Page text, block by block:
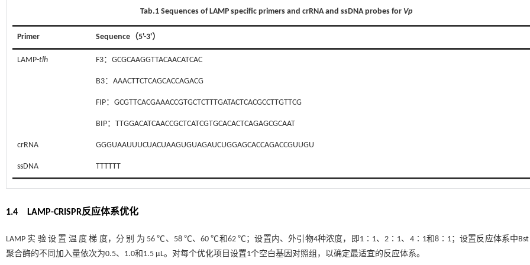
Tab.1 Sequences of LAMP specific primers and crRNA and ssDNA probes for Vp
Primer Sequence（5'-3'）
LAMP-tlh F3：GCGCAAGGTTACAACATCAC
B3：AAACTTCTCAGCACCAGACG
FIP：GCGTTCACGAAACCGTGCTCTTTGATACTCACGCCTTGTTCG
BIP：TTGGACATCAACCGCTCATCGTGCACACTCAGAGCGCAAT
crRNA GGGUAAUUUCUACUAAGUGUAGAUCUGGAGCACCAGACCGUUGU
ssDNA TTTTTT
1.4 LAMP-CRISPR反应体系优化
LAMP 实 验 设 置 温 度 梯 度，分 别 为 56 ℃、58 ℃、60 ℃和62 ℃；设置内、外引物4种浓度，即1∶1、2∶1、4∶1和8∶1；设置反应体系中Bst
聚合酶的不同加入量依次为0.5、1.0和1.5 μL。对每个优化项目设置1个空白基因对照组，以确定最适宜的反应体系。